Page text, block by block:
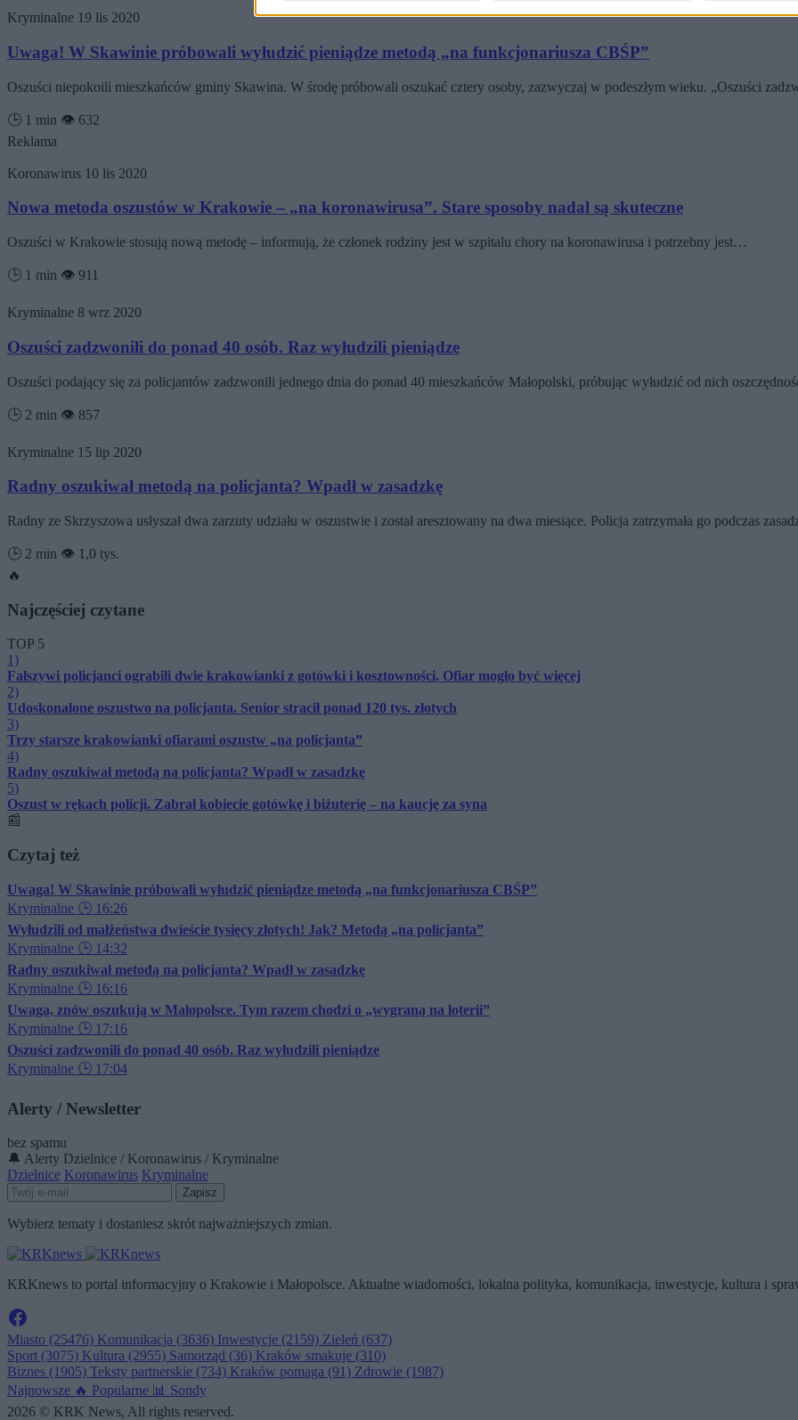
Kryminalne 19 lis 2020
Uwaga! W Skawinie próbowali wyłudzić pieniądze metodą „na funkcjonariusza CBŚP”
Oszuści niepokoili mieszkańców gminy Skawina. W środę próbowali oszukać cztery osoby, zazwyczaj w podeszłym wieku. „Oszuści
🕒 1 min 👁️ 632
Reklama
Koronawirus 10 lis 2020
Nowa metoda oszustów w Krakowie – „na koronawirusa”. Stare sposoby nadal są skuteczne
Oszuści w Krakowie stosują nową metodę – informują, że członek rodziny jest w szpitalu chory na koronawirusa i potrzebny jest…
🕒 1 min 👁️ 911
Kryminalne 8 wrz 2020
Oszuści zadzwonili do ponad 40 osób. Raz wyłudzili pieniądze
Oszuści podający się za policjantów zadzwonili jednego dnia do ponad 40 mieszkańców Małopolski, próbując wyłudzić od nich
🕒 2 min 👁️ 857
Kryminalne 15 lip 2020
Radny oszukiwał metodą na policjanta? Wpadł w zasadzkę
Radny ze Skrzyszowa usłyszał dwa zarzuty udziału w oszustwie i został aresztowany na dwa miesiące. Policja zatrzymała go podczas
🕒 2 min 👁️ 1,0 tys.
🔥
Najczęściej czytane
TOP 5
1)
Fałszywi policjanci ograbili dwie krakowianki z gotówki i kosztowności. Ofiar mogło być więcej
2)
Udoskonalone oszustwo na policjanta. Senior stracił ponad 120 tys. złotych
3)
Trzy starsze krakowianki ofiarami oszustw „na policjanta”
4)
Radny oszukiwał metodą na policjanta? Wpadł w zasadzkę
5)
Oszust w rękach policji. Zabrał kobiecie gotówkę i biżuterię – na kaucję za syna
📰
Czytaj też
Uwaga! W Skawinie próbowali wyłudzić pieniądze metodą „na funkcjonariusza CBŚP”
Kryminalne 🕒 16:26
Wyłudzili od małżeństwa dwieście tysięcy złotych! Jak? Metodą „na policjanta”
Kryminalne 🕒 14:32
Radny oszukiwał metodą na policjanta? Wpadł w zasadzkę
Kryminalne 🕒 16:16
Uwaga, znów oszukują w Małopolsce. Tym razem chodzi o „wygraną na loterii”
Kryminalne 🕒 17:16
Oszuści zadzwonili do ponad 40 osób. Raz wyłudzili pieniądze
Kryminalne 🕒 17:04
Alerty / Newsletter
bez spamu
🔔 Alerty Dzielnice / Koronawirus / Kryminalne
Dzielnice Koronawirus Kryminalne
Zapisz
Wybierz tematy i dostaniesz skrót najważniejszych zmian.
KRKnews to portal informacyjny o Krakowie i Małopolsce. Aktualne wiadomości, lokalna polityka, komunikacja, inwestycje, kultura i
Miasto (25476) Komunikacja (3636) Inwestycje (2159) Zieleń (637)
Sport (3075) Kultura (2955) Samorząd (36) Kraków smakuje (310)
Biznes (1905) Teksty partnerskie (734) Kraków pomaga (91) Zdrowie (1987)
Najnowsze 🔥 Popularne 📊 Sondy
2026 © KRK News, All rights reserved.